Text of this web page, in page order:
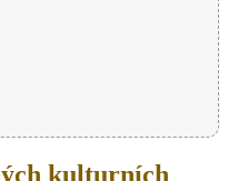
kulturních